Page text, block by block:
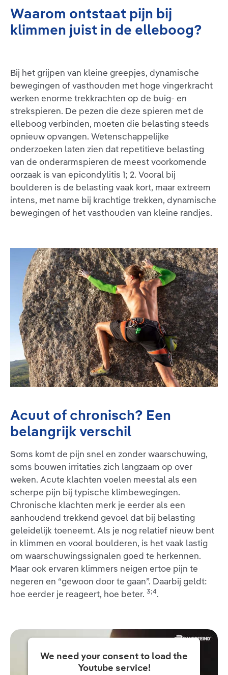
Waarom ontstaat pijn bij
klimmen juist in de elleboog?
Bij het grijpen van kleine greepjes, dynamische
bewegingen of vasthouden met hoge vingerkracht
werken enorme trekkrachten op de buig- en
strekspieren. De pezen die deze spieren met de
elleboog verbinden, moeten die belasting steeds
opnieuw opvangen. Wetenschappelijke
onderzoeken laten zien dat repetitieve belasting
van de onderarmspieren de meest voorkomende
oorzaak is van epicondylitis 1; 2. Vooral bij
boulderen is de belasting vaak kort, maar extreem
intens, met name bij krachtige trekken, dynamische
bewegingen of het vasthouden van kleine randjes.
Acuut of chronisch? Een
belangrijk verschil
Soms komt de pijn snel en zonder waarschuwing,
soms bouwen irritaties zich langzaam op over
weken. Acute klachten voelen meestal als een
scherpe pijn bij typische klimbewegingen.
Chronische klachten merk je eerder als een
aanhoudend trekkend gevoel dat bij belasting
geleidelijk toeneemt. Als je nog relatief nieuw bent
in klimmen en vooral boulderen, is het vaak lastig
om waarschuwingssignalen goed te herkennen.
Maar ook ervaren klimmers neigen ertoe pijn te
negeren en “gewoon door te gaan”. Daarbij geldt:
hoe eerder je reageert, hoe beter. 3;4.
We need your consent to load the
Youtube service!